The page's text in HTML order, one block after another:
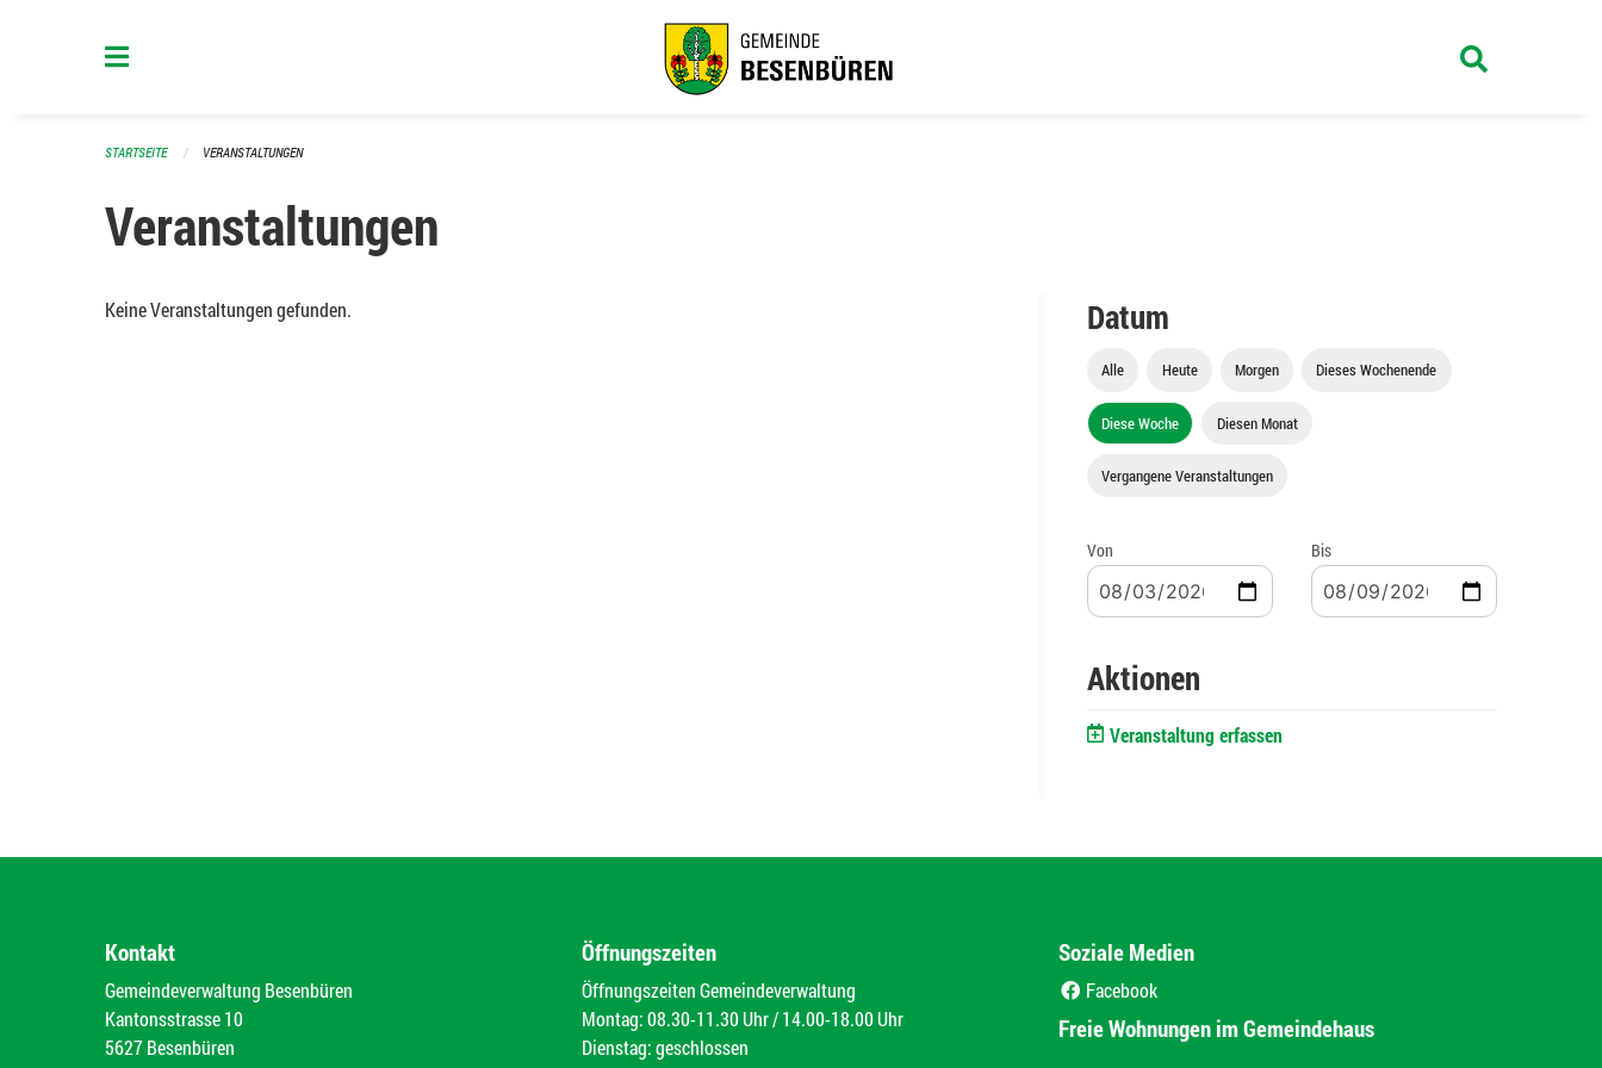
STARTSEITE VERANSTALTUNGEN
Veranstaltungen
Keine Veranstaltungen gefunden. Datum
Alle Heute Morgen Dieses Wochenende
Diese Woche Diesen Monat
Vergangene Veranstaltungen
Von Bis
Aktionen
Veranstaltung erfassen
Kontakt
Gemeindeverwaltung Besenbüren
Kantonsstrasse 10
5627 Besenbüren
Öffnungszeiten
Öffnungszeiten Gemeindeverwaltung
Montag: 08.30-11.30 Uhr / 14.00-18.00 Uhr
Dienstag: geschlossen
Soziale Medien
Facebook
Freie Wohnungen im Gemeindehaus